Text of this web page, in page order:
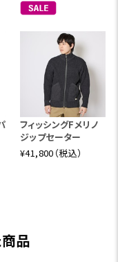
フィッシングFメリノ
ジップセーター
¥41,800（税込）
品